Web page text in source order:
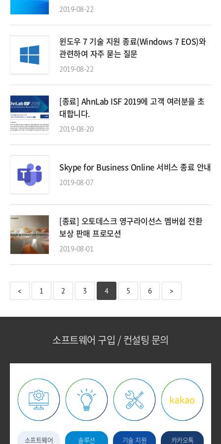
2019-08-22
윈도우 7 기술 지원 종료(Windows 7 EOS)와
관련하여 자주 묻는 질문
2019-08-22
[종료] AhnLab ISF 2019에 고객 여러분을 초
대합니다.
2019-08-20
Skype for Business Online 서비스 종료 안내
2019-08-07
[종료] 오토데스크 영구라이선스 멤버쉽 전환
보상 판매 프로모션
2019-08-01
< 1 2 3 4 5 6 >
소프트웨어 구입 / 컨설팅 문의
소프트웨어
솔루션
기술 지원
카카오톡